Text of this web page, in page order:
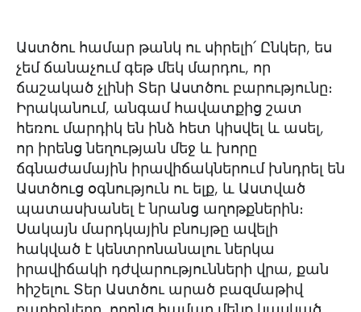
Աստծու համար թանկ ու սիրելի՛ Ընկեր, ես
չեմ ճանաչում գեթ մեկ մարդու, որ
ճաշակած չլինի Տեր Աստծու բարությունը։
Իրականում, անգամ հավատքից շատ
հեռու մարդիկ են ինձ հետ կիսվել և ասել,
որ իրենց նեղության մեջ և խորը
ճգնաժամային իրավիճակներում խնդրել են
Աստծուց օգնություն ու ելք, և Աստված
պատասխանել է նրանց աղոթքներին։
Սակայն մարդկային բնույթը ավելի
հակված է կենտրոնանալու ներկա
իրավիճակի դժվարությունների վրա, քան
հիշելու Տեր Աստծու արած բազմաթիվ